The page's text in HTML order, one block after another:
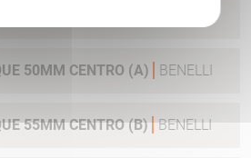
50MM CENTRO (A) BENELLI
55MM CENTRO (B) BENELLI